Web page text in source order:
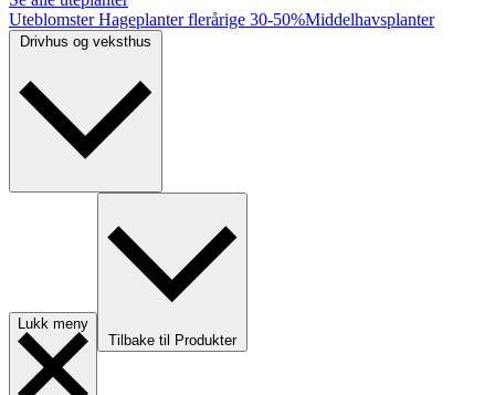
UteblomsterHageplanter flerårige 30-50%Middelhavsplanter
Lukk meny
Tilbake til Produkter